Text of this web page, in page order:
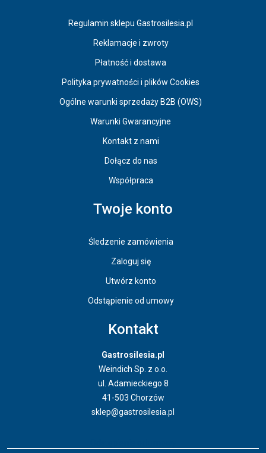
Regulamin sklepu Gastrosilesia.pl
Reklamacje i zwroty
Płatność i dostawa
Polityka prywatności i plików Cookies
Ogólne warunki sprzedaży B2B (OWS)
Warunki Gwarancyjne
Kontakt z nami
Dołącz do nas
Współpraca
Twoje konto
Śledzenie zamówienia
Zaloguj się
Utwórz konto
Odstąpienie od umowy
Kontakt
Gastrosilesia.pl
Weindich Sp. z o.o.
ul. Adamieckiego 8
41-503 Chorzów
sklep@gastrosilesia.pl